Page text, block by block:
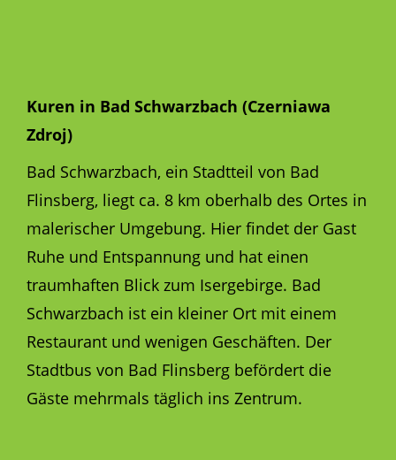
Kuren in Bad Schwarzbach (Czerniawa
Zdroj)
Bad Schwarzbach, ein Stadtteil von Bad
Flinsberg, liegt ca. 8 km oberhalb des Ortes in
malerischer Umgebung. Hier findet der Gast
Ruhe und Entspannung und hat einen
traumhaften Blick zum Isergebirge. Bad
Schwarzbach ist ein kleiner Ort mit einem
Restaurant und wenigen Geschäften. Der
Stadtbus von Bad Flinsberg befördert die
Gäste mehrmals täglich ins Zentrum.